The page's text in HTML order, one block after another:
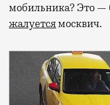
мобильника? Это —
жалуетсямосквич.